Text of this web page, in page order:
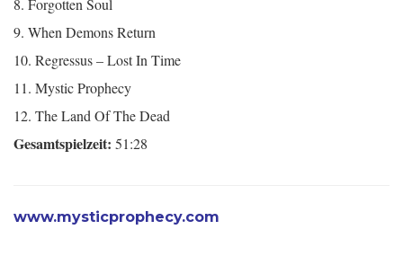
8. Forgotten Soul
9. When Demons Return
10. Regressus – Lost In Time
11. Mystic Prophecy
12. The Land Of The Dead
Gesamtspielzeit: 51:28
www.mysticprophecy.com